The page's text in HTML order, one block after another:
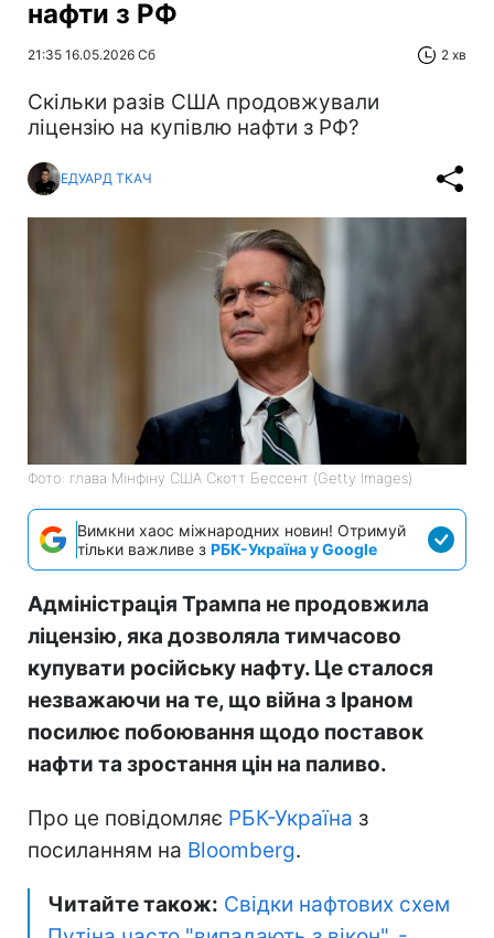
нафти з РФ
21:35 16.05.2026 Сб 2 хв
Скільки разів США продовжували
ліцензію на купівлю нафти з РФ?
ЕДУАРД ТКАЧ
Фото: глава Мінфіну США Скотт Бессент (Getty Images)
Вимкни хаос міжнародних новин! Отримуй
тільки важливе з РБК-Україна у Google
Адміністрація Трампа не продовжила
ліцензію, яка дозволяла тимчасово
купувати російську нафту. Це сталося
незважаючи на те, що війна з Іраном
посилює побоювання щодо поставок
нафти та зростання цін на паливо.
Про це повідомляє РБК-Україна з
посиланням на Bloomberg.
Читайте також: Свідки нафтових схем